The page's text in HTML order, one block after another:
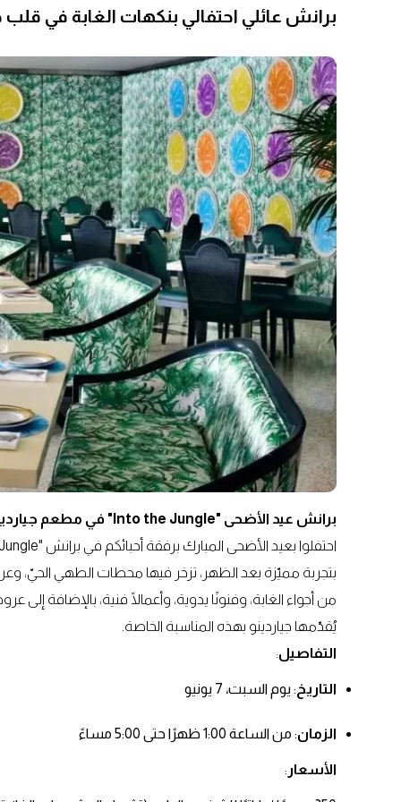
برانش عائلي احتفالي بنكهات الغابة في قلب
برانش عيد الأضحى "Into the Jungle" في مطعم جياردينو
بتجربة مميّزة بعد الظهر، تزخر فيها محطات الطهي
من أجواء الغابة، وفنونًا يدوية، وأعمالًا فنية، بالإضافة
يُقدّمها جياردينو بهذه المناسبة الخاصة.
التفاصيل:
التاريخ : يوم السبت، 7 يونيو
الزمان: من الساعة 1:00 ظهرًا حتى 5:00 مساءً
الأسعار :